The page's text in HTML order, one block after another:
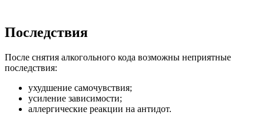
Последствия
После снятия алкогольного кода возможны неприятные
последствия:
ухудшение самочувствия;
усиление зависимости;
аллергические реакции на антидот.